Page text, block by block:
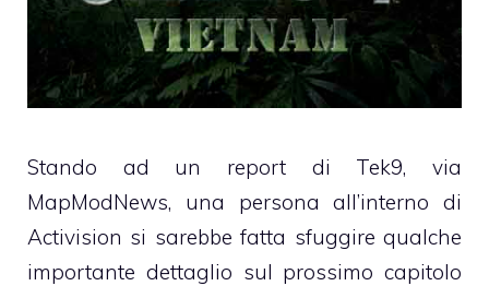
Stando ad un report di Tek9, via
MapModNews, una persona all’interno di
Activision si sarebbe fatta sfuggire qualche
importante dettaglio sul prossimo capitolo